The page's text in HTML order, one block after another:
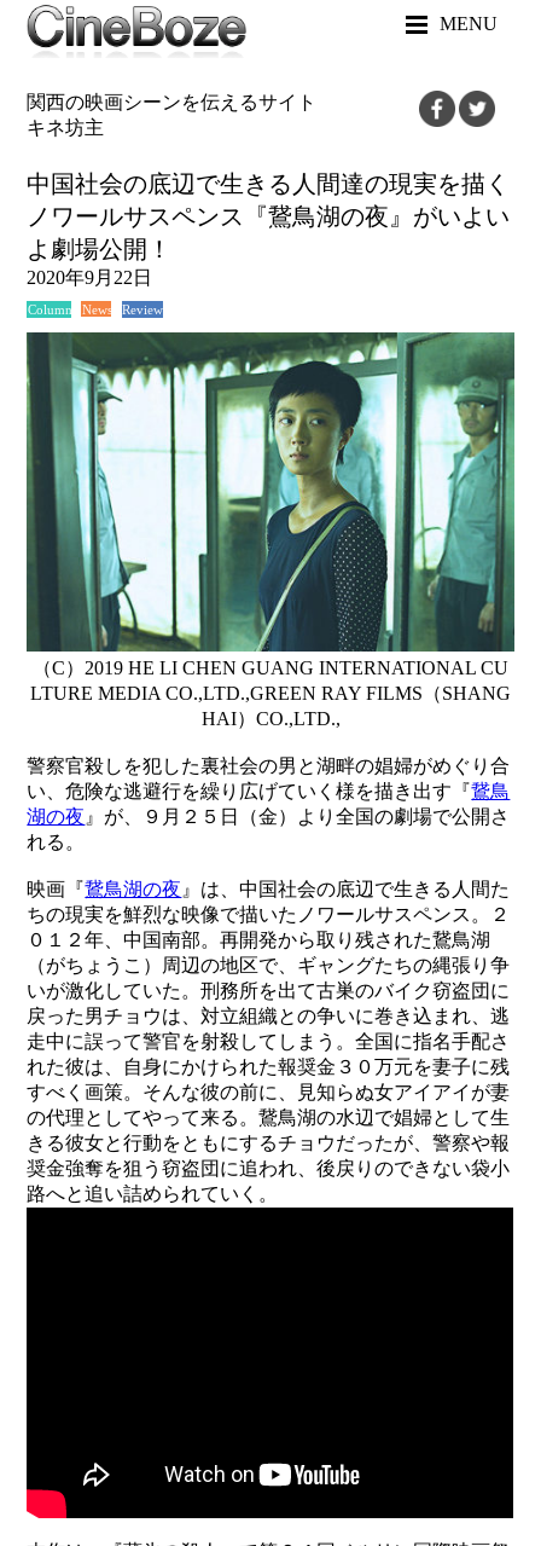
MENU
関西の映画シーンを伝えるサイト
キネ坊主
中国社会の底辺で生きる人間達の現実を描く
ノワールサスペンス『鵞鳥湖の夜』がいよい
よ劇場公開！
2020年9月22日
Column News Review
（C）2019 HE LI CHEN GUANG INTERNATIONAL CU
LTURE MEDIA CO.,LTD.,GREEN RAY FILMS（SHANG
HAI）CO.,LTD.,
警察官殺しを犯した裏社会の男と湖畔の娼婦がめぐり合
い、危険な逃避行を繰り広げていく様を描き出す『鵞鳥
湖の夜 』が、９月２５日（金）より全国の劇場で公開さ
れる。
映画『鵞鳥湖の夜 』は、中国社会の底辺で生きる人間た
ちの現実を鮮烈な映像で描いたノワールサスペンス。２
０１２年、中国南部。再開発から取り残された鵞鳥湖
（がちょうこ）周辺の地区で、ギャングたちの縄張り争
いが激化していた。刑務所を出て古巣のバイク窃盗団に
戻った男チョウは、対立組織との争いに巻き込まれ、逃
走中に誤って警官を射殺してしまう。全国に指名手配さ
れた彼は、自身にかけられた報奨金３０万元を妻子に残
すべく画策。そんな彼の前に、見知らぬ女アイアイが妻
の代理としてやって来る。鵞鳥湖の水辺で娼婦として生
きる彼女と行動をともにするチョウだったが、警察や報
奨金強奪を狙う窃盗団に追われ、後戻りのできない袋小
路へと追い詰められていく。